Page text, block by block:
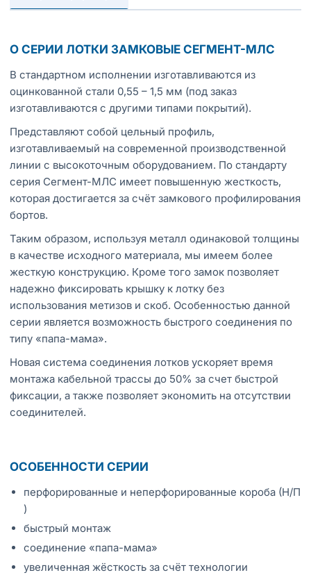
О СЕРИИ ЛОТКИ ЗАМКОВЫЕ СЕГМЕНТ-МЛС
В стандартном исполнении изготавливаются из
оцинкованной стали 0,55 – 1,5 мм (под заказ
изготавливаются с другими типами покрытий).
Представляют собой цельный профиль,
изготавливаемый на современной производственной
линии с высокоточным оборудованием. По стандарту
серия Сегмент-МЛС имеет повышенную жесткость,
которая достигается за счёт замкового профилирования
бортов.
Таким образом, используя металл одинаковой толщины
в качестве исходного материала, мы имеем более
жесткую конструкцию. Кроме того замок позволяет
надежно фиксировать крышку к лотку без
использования метизов и скоб. Особенностью данной
серии является возможность быстрого соединения по
типу «папа-мама».
Новая система соединения лотков ускоряет время
монтажа кабельной трассы до 50% за счет быстрой
фиксации, а также позволяет экономить на отсутствии
соединителей.
ОСОБЕННОСТИ СЕРИИ
перфорированные и неперфорированные короба (Н/П
)
быстрый монтаж
соединение «папа-мама»
увеличенная жёсткость за счёт технологии